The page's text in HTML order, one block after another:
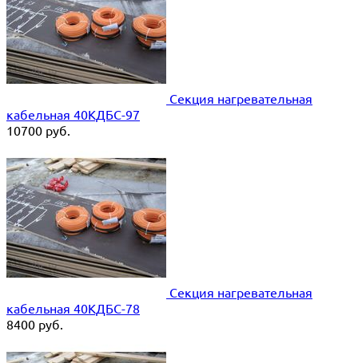
Секция нагревательная
кабельная 40КДБС-97
10700 руб.
Секция нагревательная
кабельная 40КДБС-78
8400 руб.